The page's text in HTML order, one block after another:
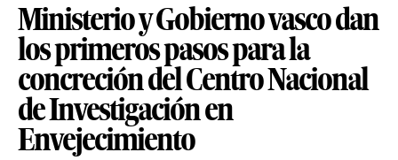
Ministerio y Gobierno vasco dan
los primeros pasos para la
concreción del Centro Nacional
de Investigación en
Envejecimiento